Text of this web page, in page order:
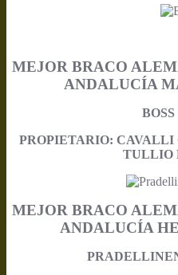
MEJOR BRACO
ANDALUCÍA
PROPIETARIO:
TULLIO
MEJOR BRACO
ANDALUCÍA